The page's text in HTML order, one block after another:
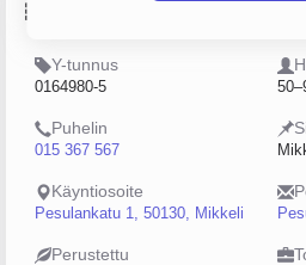
Y-tunnus
0164980-5
Puhelin
015 367 567
Käyntiosoite
Pesulankatu 1, 50130, Mikkeli
Perustettu